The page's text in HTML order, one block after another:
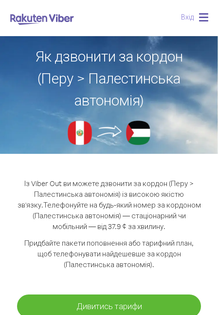
Вхід
Як дзвонити за кордон
(Перу > Палестинська
автономія)
Із Viber Out ви можете дзвонити за кордон (Перу >
Палестинська автономія) із високою якістю
зв'язку.Телефонуйте на будь-який номер за кордоном
(Палестинська автономія) — стаціонарний чи
мобільний — від 37.9 ¢ за хвилину.
Придбайте пакети поповнення або тарифний план,
щоб телефонувати найдешевше за кордон
(Палестинська автономія).
Дивитись тарифи